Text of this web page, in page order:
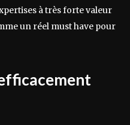
à très forte valeur
un réel must have pour